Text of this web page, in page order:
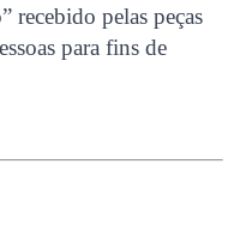
recebido pelas peças
para fins de